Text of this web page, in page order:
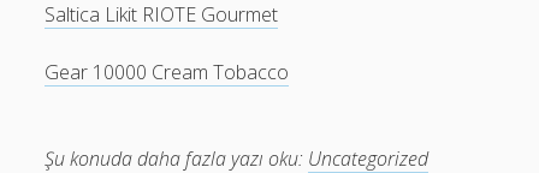
Saltica Likit RIOTE Gourmet
Gear 10000 Cream Tobacco
Şu konuda daha fazla yazı oku: Uncategorized